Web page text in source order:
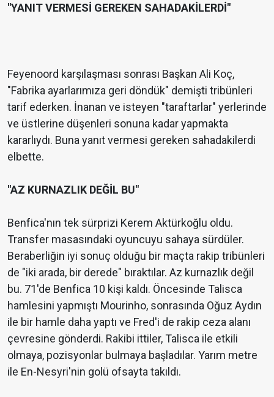
"YANIT VERMESİ GEREKEN SAHADAKİLERDİ"
Feyenoord karşılaşması sonrası Başkan Ali Koç,
"Fabrika ayarlarımıza geri döndük" demişti tribünleri
tarif ederken. İnanan ve isteyen "taraftarlar" yerlerinde
ve üstlerine düşenleri sonuna kadar yapmakta
kararlıydı. Buna yanıt vermesi gereken sahadakilerdi
elbette.
"AZ KURNAZLIK DEĞİL BU"
Benfica'nın tek sürprizi Kerem Aktürkoğlu oldu.
Transfer masasındaki oyuncuyu sahaya sürdüler.
Beraberliğin iyi sonuç olduğu bir maçta rakip tribünleri
de "iki arada, bir derede" bıraktılar. Az kurnazlık değil
bu. 71'de Benfica 10 kişi kaldı. Öncesinde Talisca
hamlesini yapmıştı Mourinho, sonrasında Oğuz Aydın
ile bir hamle daha yaptı ve Fred'i de rakip ceza alanı
çevresine gönderdi. Rakibi ittiler, Talisca ile etkili
olmaya, pozisyonlar bulmaya başladılar. Yarım metre
ile En-Nesyri'nin golü ofsayta takıldı.